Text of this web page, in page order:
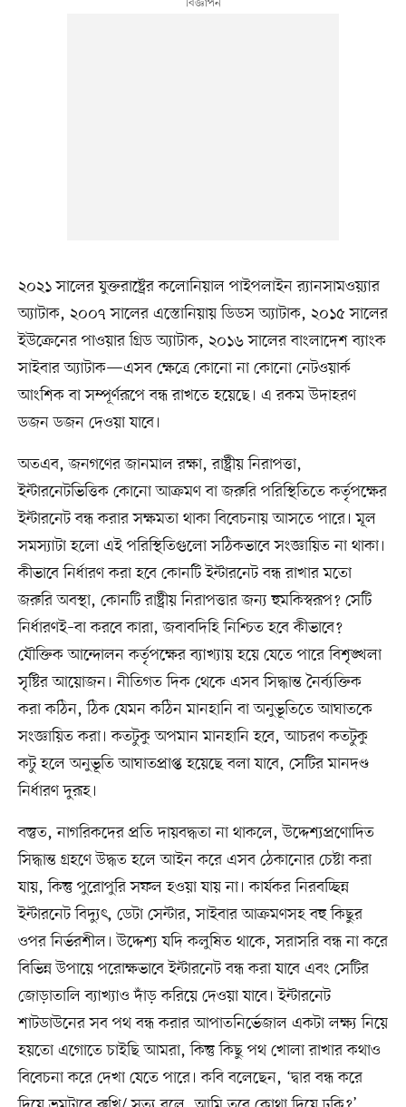
২০২১ সালের যুক্তরাষ্ট্রের কলোনিয়াল পাইপলাইন র‍্যানসামওয়্যার
অ্যাটাক, ২০০৭ সালের এস্তোনিয়ায় ডিডস অ্যাটাক, ২০১৫ সালের
ইউক্রেনের পাওয়ার গ্রিড অ্যাটাক, ২০১৬ সালের বাংলাদেশ ব্যাংক
সাইবার অ্যাটাক—এসব ক্ষেত্রে কোনো না কোনো নেটওয়ার্ক
আংশিক বা সম্পূর্ণরূপে বন্ধ রাখতে হয়েছে। এ রকম উদাহরণ
ডজন ডজন দেওয়া যাবে।
অতএব, জনগণের জানমাল রক্ষা, রাষ্ট্রীয় নিরাপত্তা,
ইন্টারনেটভিত্তিক কোনো আক্রমণ বা জরুরি পরিস্থিতিতে কর্তৃপক্ষের
ইন্টারনেট বন্ধ করার সক্ষমতা থাকা বিবেচনায় আসতে পারে। মূল
সমস্যাটা হলো এই পরিস্থিতিগুলো সঠিকভাবে সংজ্ঞায়িত না থাকা।
কীভাবে নির্ধারণ করা হবে কোনটি ইন্টারনেট বন্ধ রাখার মতো
জরুরি অবস্থা, কোনটি রাষ্ট্রীয় নিরাপত্তার জন্য হুমকিস্বরূপ? সেটি
নির্ধারণই–বা করবে কারা, জবাবদিহি নিশ্চিত হবে কীভাবে?
যৌক্তিক আন্দোলন কর্তৃপক্ষের ব্যাখ্যায় হয়ে যেতে পারে বিশৃঙ্খলা
সৃষ্টির আয়োজন। নীতিগত দিক থেকে এসব সিদ্ধান্ত নৈর্ব্যক্তিক
করা কঠিন, ঠিক যেমন কঠিন মানহানি বা অনুভূতিতে আঘাতকে
সংজ্ঞায়িত করা। কতটুকু অপমান মানহানি হবে, আচরণ কতটুকু
কটু হলে অনুভূতি আঘাতপ্রাপ্ত হয়েছে বলা যাবে, সেটির মানদণ্ড
নির্ধারণ দুরূহ।
বস্তুত, নাগরিকদের প্রতি দায়বদ্ধতা না থাকলে, উদ্দেশ্যপ্রণোদিত
সিদ্ধান্ত গ্রহণে উদ্ধত হলে আইন করে এসব ঠেকানোর চেষ্টা করা
যায়, কিন্তু পুরোপুরি সফল হওয়া যায় না। কার্যকর নিরবচ্ছিন্ন
ইন্টারনেট বিদ্যুৎ, ডেটা সেন্টার, সাইবার আক্রমণসহ বহু কিছুর
ওপর নির্ভরশীল। উদ্দেশ্য যদি কলুষিত থাকে, সরাসরি বন্ধ না করে
বিভিন্ন উপায়ে পরোক্ষভাবে ইন্টারনেট বন্ধ করা যাবে এবং সেটির
জোড়াতালি ব্যাখ্যাও দাঁড় করিয়ে দেওয়া যাবে। ইন্টারনেট
শাটডাউনের সব পথ বন্ধ করার আপাতনির্ভেজাল একটা লক্ষ্য নিয়ে
হয়তো এগোতে চাইছি আমরা, কিন্তু কিছু পথ খোলা রাখার কথাও
বিবেচনা করে দেখা যেতে পারে। কবি বলেছেন, ‘দ্বার বন্ধ করে